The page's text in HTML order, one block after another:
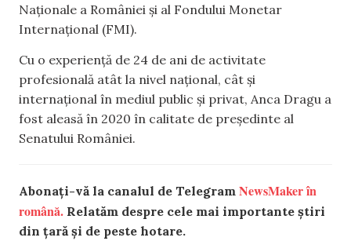
Naționale a României și al Fondului Monetar
Internațional (FMI).
Cu o experiență de 24 de ani de activitate
profesională atât la nivel național, cât și
internațional în mediul public și privat, Anca Dragu a
fost aleasă în 2020 în calitate de președinte al
Senatului României.
Abonați-vă la canalul de Telegram NewsMaker în
română. Relatăm despre cele mai importante știri
din țară și de peste hotare.